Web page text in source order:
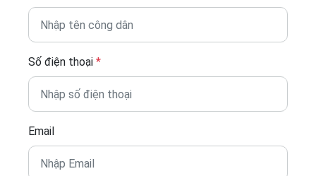
Số điện thoại *
Email